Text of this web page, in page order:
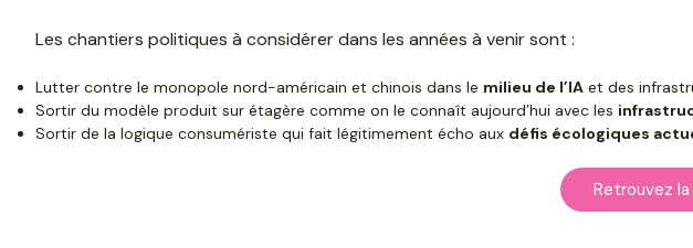
Les chantiers politiques à considérer dans les années à venir sont :
Lutter contre le monopole nord-américain et chinois dans le milieu de l’IAet des
Sortir du modèle produit sur étagère comme on le connaît aujourd’hui avec les
Sortir de la logique consumériste qui fait légitimement écho aux défis écologiques
Retrouvez